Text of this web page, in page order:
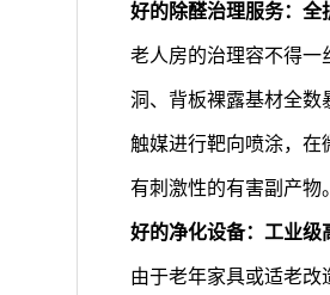
好的除醛治理服务：全
老人房的治理容不得一
洞、背板裸露基材全数
触媒进行靶向喷涂，在
有刺激性的有害副产物
好的净化设备：工业级
由于老年家具或适老